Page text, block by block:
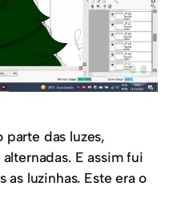
parte das luzes,
E assim fui
as luzinhas. Este era o